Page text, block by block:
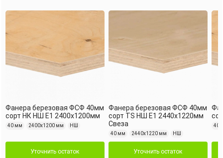
Фанера березовая ФСФ 40мм
сорт НК НШ Е1 2400x1200мм
40 мм 2400х1200 мм НШ
Уточнить остаток
Фанера березовая ФСФ 40мм
сорт TS НШ Е1 2440x1220мм
Свеза
40 мм 2440х1220 мм НШ
Уточнить остаток
40